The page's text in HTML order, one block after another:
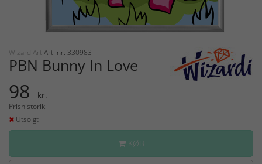
WizardiArt Art. nr: 330983
PBN Bunny In Love
98 kr.
Prishistorik
Utsolgt
KØB